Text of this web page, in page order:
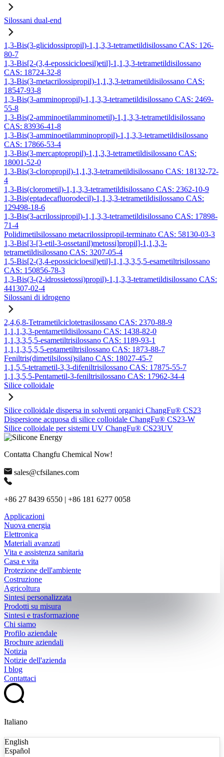
Silossani dual-end
1,3-Bis(3-glicidossipropil)-1,1,3,3-tetrametildisilossano CAS: 126-
80-7
1,3-Bis[2-(3,4-epossicicloesil)etil]-1,1,3,3-tetrametildisilossano
CAS: 18724-32-8
1,3-Bis(3-metacrilossipropil)-1,1,3,3-tetrametildisilossano CAS:
18547-93-8
1,3-Bis(3-amminopropil)-1,1,3,3-tetrametildisilossano CAS: 2469-
55-8
1,3-Bis(2-amminoetilamminometil)-1,1,3,3-tetrametildisilossano
CAS: 83936-41-8
1,3-Bis(3-amminoetilamminopropil)-1,1,3,3-tetrametildisilossano
CAS: 17866-53-4
1,3-Bis(3-mercaptopropil)-1,1,3,3-tetrametildisilossano CAS:
18001-52-0
1,3-Bis(3-cloropropil)-1,1,3,3-tetrametildisilossano CAS: 18132-72-
4
1,3-Bis(clorometil)-1,1,3,3-tetrametildisilossano CAS: 2362-10-9
1,3-Bis(eptadecafluorodecil)-1,1,3,3-tetrametildisilossano CAS:
129498-18-6
1,3-Bis(3-acrilossipropil)-1,1,3,3-tetrametildisilossano CAS: 17898-
71-4
Polidimetilsilossano metacrilossipropil-terminato CAS: 58130-03-3
1,3-Bis[3-[3-etil-3-ossetanil)metossi]propil]-1,1,3,3-
tetrametildisilossano CAS: 3207-05-4
1,5-Bis[2-(3,4-epossicicloesil)etil]-1,1,3,3,5,5-esametiltrisilossano
CAS: 150856-78-3
1,3-Bis(3-(2-idrossietossi)propil)-1,1,3,3-tetrametildisilossano CAS:
441307-02-4
Silossani di idrogeno
2,4,6,8-Tetrametilciclotetrasilossano CAS: 2370-88-9
1,1,1,3,3-pentametildisilossano CAS: 1438-82-0
1,1,3,3,5,5-esametiltrisilossano CAS: 1189-93-1
1,1,1,3,5,5,5-eptametiltrisilossano CAS: 1873-88-7
Feniltris(dimetilsilossi)silano CAS: 18027-45-7
1,1,5,5-tetrametil-3,3-difeniltrisilossano CAS: 17875-55-7
1,1,3,5,5-Pentametil-3-feniltrisilossano CAS: 17962-34-4
Silice colloidale
Silice colloidale dispersa in solventi organici ChangFu® CS23
Dispersione acquosa di silice colloidale ChangFu® CS23-W
Silice colloidale per sistemi UV ChangFu® CS23UV
Contatta Changfu Chemical Now!
sales@cfsilanes.com
+86 27 8439 6550 | +86 181 6277 0058
Applicazioni
Nuova energia
Elettronica
Materiali avanzati
Vita e assistenza sanitaria
Casa e vita
Protezione dell'ambiente
Costruzione
Agricoltura
Sintesi personalizzata
Prodotti su misura
Sintesi e trasformazione
Chi siamo
Profilo aziendale
Brochure aziendali
Notizia
Notizie dell'azienda
I blog
Contattaci
Italiano
English
Español